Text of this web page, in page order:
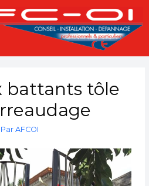
battants tôle
AFCOI